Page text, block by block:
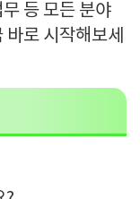
등 모든 분야
로 시작해보세